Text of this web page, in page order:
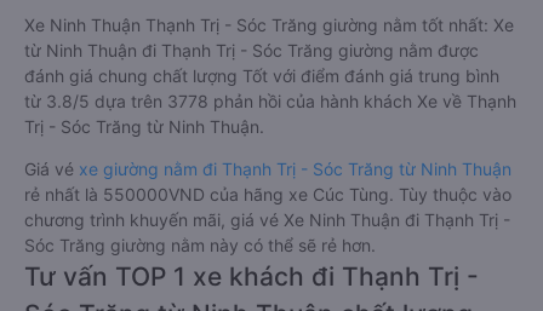
Xe Ninh Thuận Thạnh Trị - Sóc Trăng giường nằm tốt nhất: Xe
từ Ninh Thuận đi Thạnh Trị - Sóc Trăng giường nằm được
đánh giá chung chất lượng Tốt với điểm đánh giá trung bình
từ 3.8/5 dựa trên 3778 phản hồi của hành khách Xe về Thạnh
Trị - Sóc Trăng từ Ninh Thuận.
Giá vé xe giường nằm đi Thạnh Trị - Sóc Trăng từ Ninh Thuận
rẻ nhất là 550000VND của hãng xe Cúc Tùng. Tùy thuộc vào
chương trình khuyến mãi, giá vé Xe Ninh Thuận đi Thạnh Trị -
Sóc Trăng giường nằm này có thể sẽ rẻ hơn.
Tư vấn TOP 1 xe khách đi Thạnh Trị -